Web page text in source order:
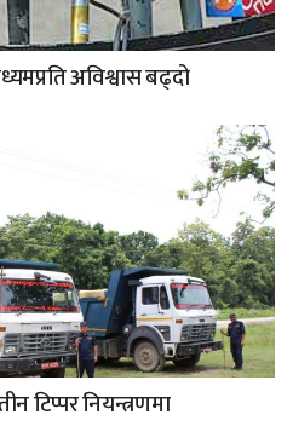
अविश्वास बढ्दो
टिप्पर नियन्त्रणमा